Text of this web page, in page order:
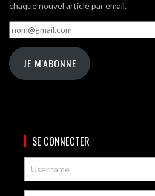
chaque nouvel article par email.
nom@gmail.com
JE M'ABONNE
SE CONNECTER